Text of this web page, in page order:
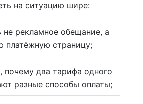
на ситуацию шире:
не рекламное обещание, а
платёжную страницу;
почему два тарифа одного
разные способы оплаты;